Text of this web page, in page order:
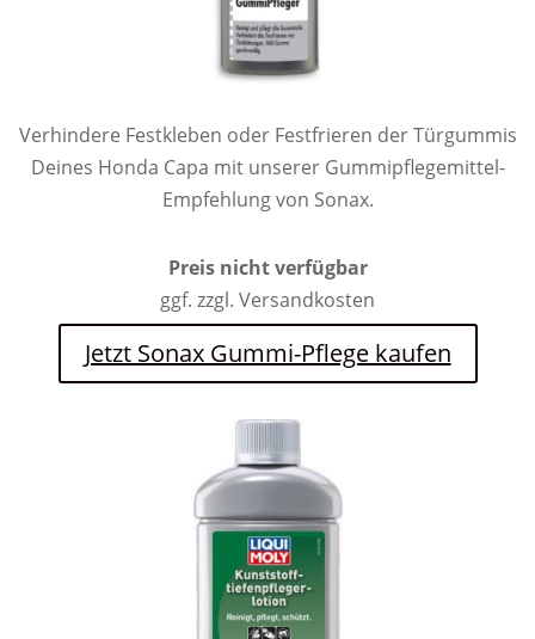
Verhindere Festkleben oder Festfrieren der Türgummis
Deines Honda Capa mit unserer Gummipflegemittel-
Empfehlung von Sonax.
Preis nicht verfügbar
ggf. zzgl. Versandkosten
Jetzt Sonax Gummi-Pflege kaufen